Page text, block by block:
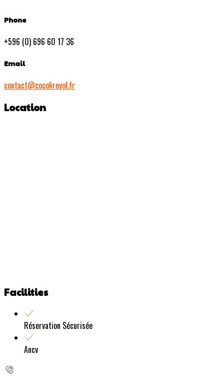
Phone
+596 (0) 696 60 17 36
Email
contact@cocokreyol.fr
Location
Facilities
Réservation Sécurisée
Ancv